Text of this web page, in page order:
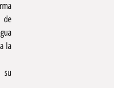
de
la
su